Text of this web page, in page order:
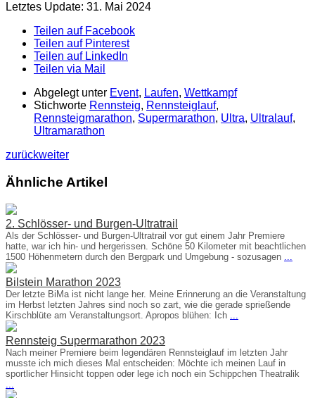
Letztes Update: 31. Mai 2024
Teilen auf Facebook
Teilen auf Pinterest
Teilen auf LinkedIn
Teilen via Mail
Abgelegt unter Event, Laufen, Wettkampf
Stichworte Rennsteig, Rennsteiglauf,
Rennsteigmarathon, Supermarathon, Ultra, Ultralauf,
Ultramarathon
zurückweiter
Ähnliche Artikel
2. Schlösser- und Burgen-Ultratrail
Als der Schlösser- und Burgen-Ultratrail vor gut einem Jahr Premiere
hatte, war ich hin- und hergerissen. Schöne 50 Kilometer mit beachtlichen
1500 Höhenmetern durch den Bergpark und Umgebung - sozusagen
Bilstein Marathon 2023
Der letzte BiMa ist nicht lange her. Meine Erinnerung an die Veranstaltung
im Herbst letzten Jahres sind noch so zart, wie die gerade sprießende
Kirschblüte am Veranstaltungsort. Apropos blühen: Ich
Rennsteig Supermarathon 2023
Nach meiner Premiere beim legendären Rennsteiglauf im letzten Jahr
musste ich mich dieses Mal entscheiden: Möchte ich meinen Lauf in
sportlicher Hinsicht toppen oder lege ich noch ein Schippchen Theatralik